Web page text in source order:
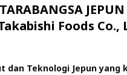
Foods Co.,
dan Teknologi Jepun yang